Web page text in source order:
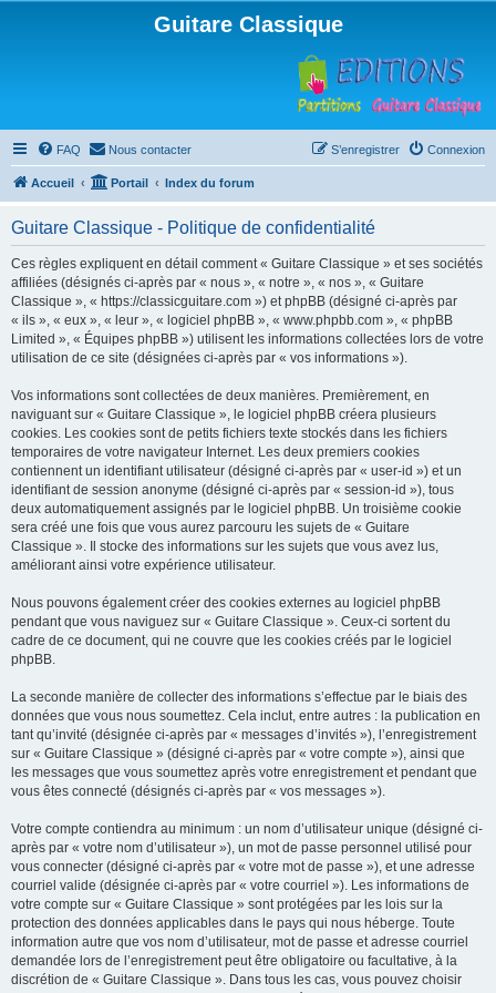
Guitare Classique
FAQ Nous contacter Connexion
S’enregistrer
Accueil Portail Index du forum
Guitare Classique - Politique de confidentialité
Ces règles expliquent en détail comment « Guitare Classique » et ses sociétés
affiliées (désignés ci-après par « nous », « notre », « nos », « Guitare
Classique », « https://classicguitare.com ») et phpBB (désigné ci-après par
« ils », « eux », « leur », « logiciel phpBB », « www.phpbb.com », « phpBB
Limited », « Équipes phpBB ») utilisent les informations collectées lors de votre
utilisation de ce site (désignées ci-après par « vos informations »).
Vos informations sont collectées de deux manières. Premièrement, en
naviguant sur « Guitare Classique », le logiciel phpBB créera plusieurs
cookies. Les cookies sont de petits fichiers texte stockés dans les fichiers
temporaires de votre navigateur Internet. Les deux premiers cookies
contiennent un identifiant utilisateur (désigné ci-après par « user-id ») et un
identifiant de session anonyme (désigné ci-après par « session-id »), tous
deux automatiquement assignés par le logiciel phpBB. Un troisième cookie
sera créé une fois que vous aurez parcouru les sujets de « Guitare
Classique ». Il stocke des informations sur les sujets que vous avez lus,
améliorant ainsi votre expérience utilisateur.
Nous pouvons également créer des cookies externes au logiciel phpBB
pendant que vous naviguez sur « Guitare Classique ». Ceux-ci sortent du
cadre de ce document, qui ne couvre que les cookies créés par le logiciel
phpBB.
La seconde manière de collecter des informations s’effectue par le biais des
données que vous nous soumettez. Cela inclut, entre autres : la publication en
tant qu’invité (désignée ci-après par « messages d’invités »), l’enregistrement
sur « Guitare Classique » (désigné ci-après par « votre compte »), ainsi que
les messages que vous soumettez après votre enregistrement et pendant que
vous êtes connecté (désignés ci-après par « vos messages »).
Votre compte contiendra au minimum : un nom d’utilisateur unique (désigné ci-
après par « votre nom d’utilisateur »), un mot de passe personnel utilisé pour
vous connecter (désigné ci-après par « votre mot de passe »), et une adresse
courriel valide (désignée ci-après par « votre courriel »). Les informations de
votre compte sur « Guitare Classique » sont protégées par les lois sur la
protection des données applicables dans le pays qui nous héberge. Toute
information autre que vos nom d’utilisateur, mot de passe et adresse courriel
demandée lors de l’enregistrement peut être obligatoire ou facultative, à la
discrétion de « Guitare Classique ». Dans tous les cas, vous pouvez choisir